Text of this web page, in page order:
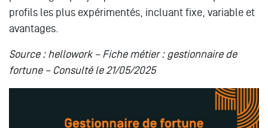
profils les plus expérimentés, incluant fixe, variable et
avantages.
Source : hellowork – Fiche métier : gestionnaire de
fortune – Consulté le 21/05/2025